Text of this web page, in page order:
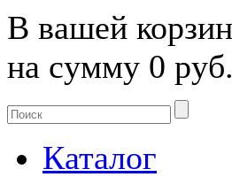
В вашей
на сумму 0 руб.
Каталог